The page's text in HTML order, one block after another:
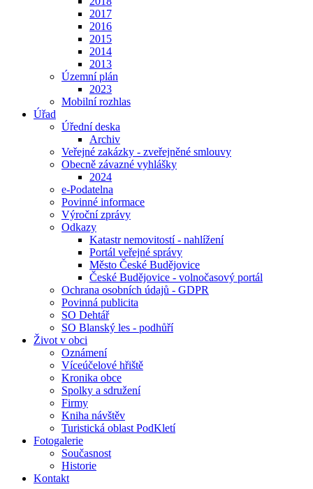
2017
2016
2015
2014
2013
Územní plán
2023
Mobilní rozhlas
Úřad
Úřední deska
Archiv
Veřejné zakázky - zveřejněné smlouvy
Obecně závazné vyhlášky
2024
e-Podatelna
Povinné informace
Výroční zprávy
Odkazy
Katastr nemovitostí - nahlížení
Portál veřejné správy
Město České Budějovice
České Budějovice - volnočasový portál
Ochrana osobních údajů - GDPR
Povinná publicita
SO Dehtář
SO Blanský les - podhůří
Život v obci
Oznámení
Víceúčelové hřiště
Kronika obce
Spolky a sdružení
Firmy
Kniha návštěv
Turistická oblast PodKletí
Fotogalerie
Současnost
Historie
Kontakt